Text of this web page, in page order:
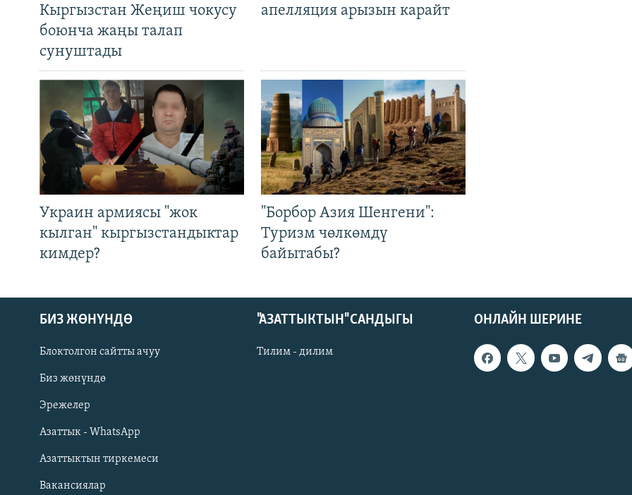
Русский
ОНЛАЙН ШЕРИНЕ
Кыргызстан Жеңиш чокусу
боюнча жаңы талап
сунуштады
апелляция арызын карайт
Украин армиясы "жок
кылган" кыргызстандыктар
кимдер?
"Борбор Азия Шенгени":
Туризм чөлкөмдү
байытабы?
ОНЛАЙН ШЕРИНЕ
БИЗ ЖӨНҮНДӨ
Блоктолгон сайтты ачуу
Биз жөнүндө
Эрежелер
Азаттык - WhatsApp
Азаттыктын тиркемеси
Вакансиялар
"АЗАТТЫКТЫН" САНДЫГЫ
Тилим - дилим